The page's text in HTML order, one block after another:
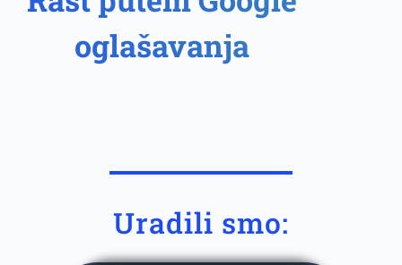
oglašavanja
Uradili smo: